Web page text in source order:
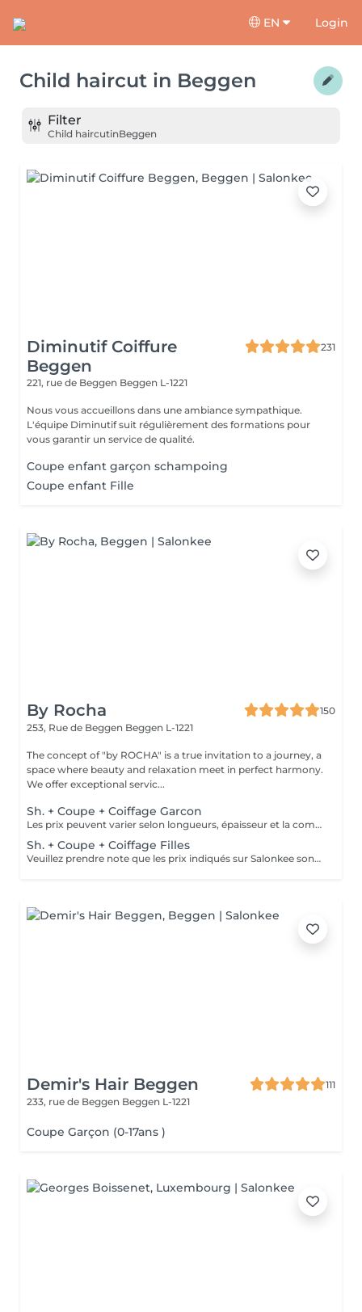
EN Login
Child haircut in Beggen
Filter
Child haircutinBeggen
Diminutif Coiffure
Beggen
231
221, rue de Beggen Beggen L-1221
Nous vous accueillons dans une ambiance sympathique.
L'équipe Diminutif suit régulièrement des formations pour
vous garantir un service de qualité.
Coupe enfant garçon schampoing
Coupe enfant Fille
By Rocha
150
253, Rue de Beggen Beggen L-1221
The concept of "by ROCHA" is a true invitation to a journey, a
space where beauty and relaxation meet in perfect harmony.
We offer exceptional servic...
Sh. + Coupe + Coiffage Garcon
Les prix peuvent varier selon longueurs, épaisseur et la complexité du travail.
Sh. + Coupe + Coiffage Filles
Veuillez prendre note que les prix indiqués sur Salonkee sont communiqués à titre informatif et s'entendent de base. Ces derniers sont susceptibles de varier selon le diagnostic réalisé à votre arrivée au salon et l'expertise du professionnel à qui vous confiez votre beauté. Dans tous les cas, un devis précis vous sera proposé et toutes réalisations de prestations seront effectuées avec votre accord. Un grand merci d'avance pour votre compréhension. Au plaisir de vous revoir très vite.
Demir's Hair Beggen
111
233, rue de Beggen Beggen L-1221
Coupe Garçon (0-17ans )